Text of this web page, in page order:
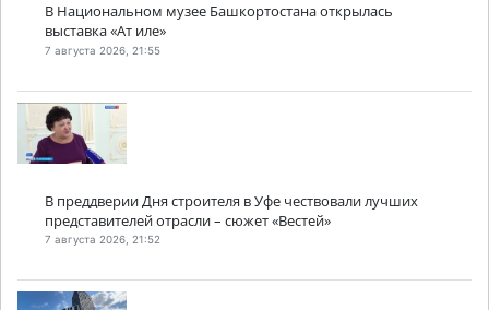
В Национальном музее Башкортостана открылась
выставка «Ат иле»
7 августа 2026, 21:55
В преддверии Дня строителя в Уфе чествовали лучших
представителей отрасли – сюжет «Вестей»
7 августа 2026, 21:52